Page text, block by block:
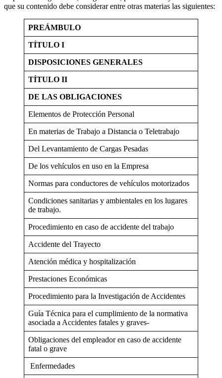
que su contenido debe considerar entre otras materias las siguientes:
PREÁMBULO
TÍTULO I
DISPOSICIONES GENERALES
TÍTULO II
DE LAS OBLIGACIONES
Elementos de Protección Personal
En materias de Trabajo a Distancia o Teletrabajo
Del Levantamiento de Cargas Pesadas
De los vehículos en uso en la Empresa
Normas para conductores de vehículos motorizados
Condiciones sanitarias y ambientales en los lugares
de trabajo.
Procedimiento en caso de accidente del trabajo
Accidente del Trayecto
Atención médica y hospitalización
Prestaciones Económicas
Procedimiento para la Investigación de Accidentes
Guía Técnica para el cumplimiento de la normativa
asociada a Accidentes fatales y graves-
Obligaciones del empleador en caso de accidente
fatal o grave
Enfermedades